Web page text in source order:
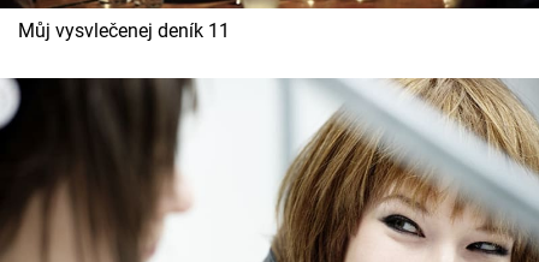
Můj vysvlečenej deník 11